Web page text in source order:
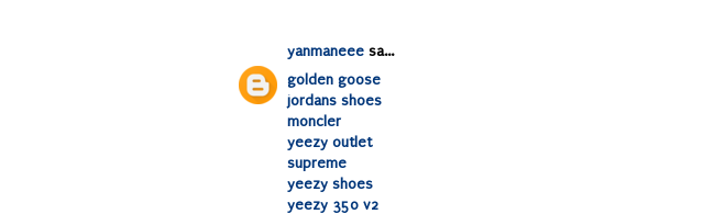
yanmaneee sa...
golden goose
jordans shoes
moncler
yeezy outlet
supreme
yeezy shoes
yeezy 350 v2